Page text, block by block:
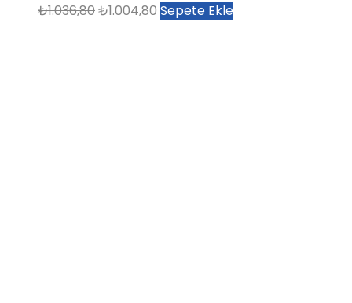
₺1.036,80Orijinal
₺1.004,80 Şu
Sepete Ekle